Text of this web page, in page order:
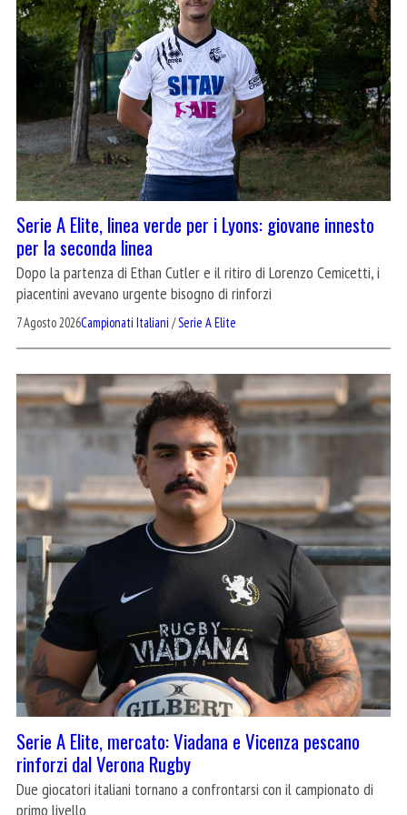
Serie A Elite, linea verde per i Lyons: giovane innesto
per la seconda linea
Dopo la partenza di Ethan Cutler e il ritiro di Lorenzo Cemicetti, i
piacentini avevano urgente bisogno di rinforzi
7 Agosto 2026Campionati Italiani /Serie A Elite
Serie A Elite, mercato: Viadana e Vicenza pescano
rinforzi dal Verona Rugby
Due giocatori italiani tornano a confrontarsi con il campionato di
primo livello